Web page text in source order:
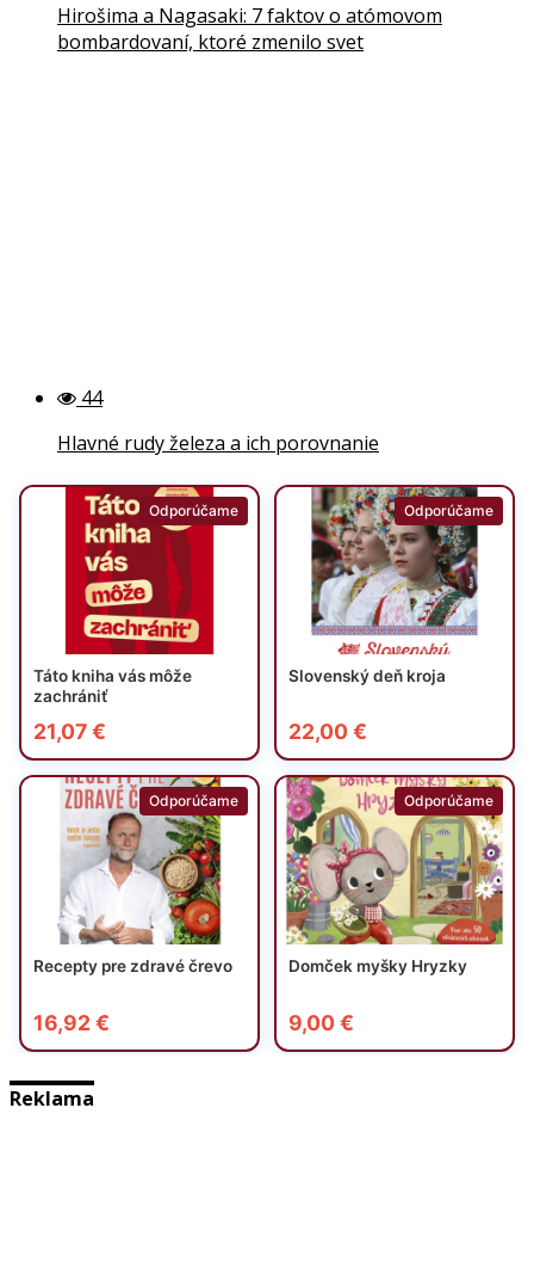
Hirošima a Nagasaki: 7 faktov o atómovom
bombardovaní, ktoré zmenilo svet
44
Hlavné rudy železa a ich porovnanie
Reklama